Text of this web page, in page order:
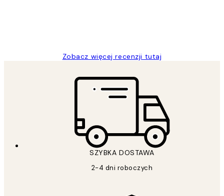
Zobacz więcej recenzji tutaj
SZYBKA DOSTAWA
2-4 dni roboczych